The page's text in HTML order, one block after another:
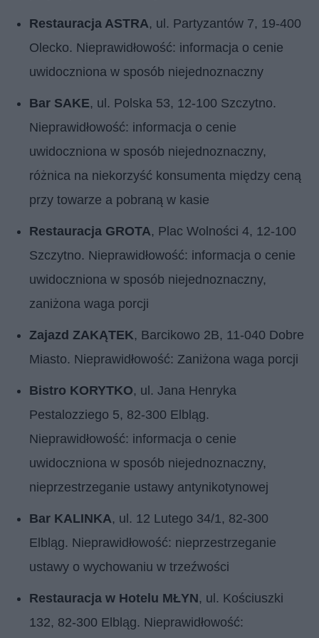
Restauracja ASTRA, ul. Partyzantów 7, 19-400
Olecko. Nieprawidłowość: informacja o cenie
uwidoczniona w sposób niejednoznaczny
Bar SAKE, ul. Polska 53, 12-100 Szczytno.
Nieprawidłowość: informacja o cenie
uwidoczniona w sposób niejednoznaczny,
różnica na niekorzyść konsumenta między ceną
przy towarze a pobraną w kasie
Restauracja GROTA, Plac Wolności 4, 12-100
Szczytno. Nieprawidłowość: informacja o cenie
uwidoczniona w sposób niejednoznaczny,
zaniżona waga porcji
Zajazd ZAKĄTEK, Barcikowo 2B, 11-040 Dobre
Miasto. Nieprawidłowość: Zaniżona waga porcji
Bistro KORYTKO, ul. Jana Henryka
Pestalozziego 5, 82-300 Elbląg.
Nieprawidłowość: informacja o cenie
uwidoczniona w sposób niejednoznaczny,
nieprzestrzeganie ustawy antynikotynowej
Bar KALINKA, ul. 12 Lutego 34/1, 82-300
Elbląg. Nieprawidłowość: nieprzestrzeganie
ustawy o wychowaniu w trzeźwości
Restauracja w Hotelu MŁYN, ul. Kościuszki
132, 82-300 Elbląg. Nieprawidłowość: